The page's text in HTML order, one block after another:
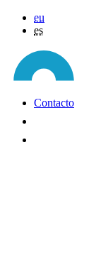
eu
es
Contacto